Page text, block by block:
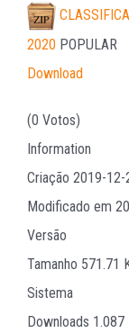
2020 POPULAR
Download
(0 Votos)
Information
Criação 2019-12-
Modificado em
Versão
Tamanho 571.71
Sistema
Downloads 1.087